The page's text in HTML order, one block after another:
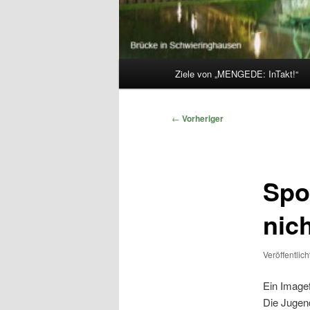
Ziele von „MENGEDE: InTakt!“
Beitragsnavigation
← Vorheriger
Ein
Die